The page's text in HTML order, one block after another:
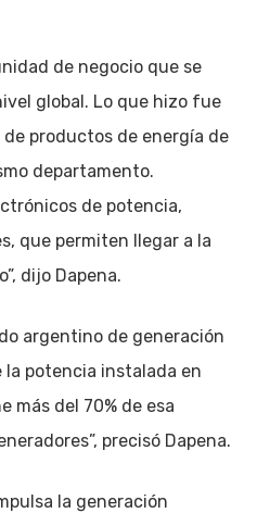
de negocio que se
global. Lo que hizo fue
productos de energía de
departamento.
de potencia,
que permiten llegar a la
dijo Dapena.
argentino de generación
la potencia instalada en
más del 70% de esa
precisó Dapena.
la generación